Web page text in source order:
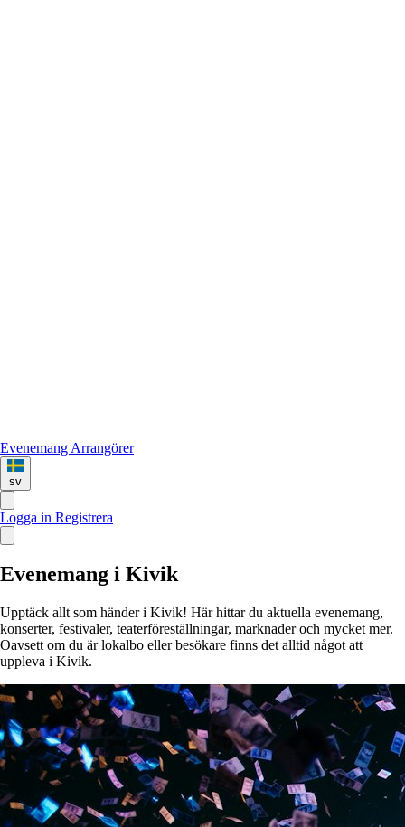
Evenemang Arrangörer
sv
Logga in Registrera
Evenemang i Kivik
Upptäck allt som händer i Kivik! Här hittar du aktuella evenemang,
konserter, festivaler, teaterföreställningar, marknader och mycket mer.
Oavsett om du är lokalbo eller besökare finns det alltid något att
uppleva i Kivik.